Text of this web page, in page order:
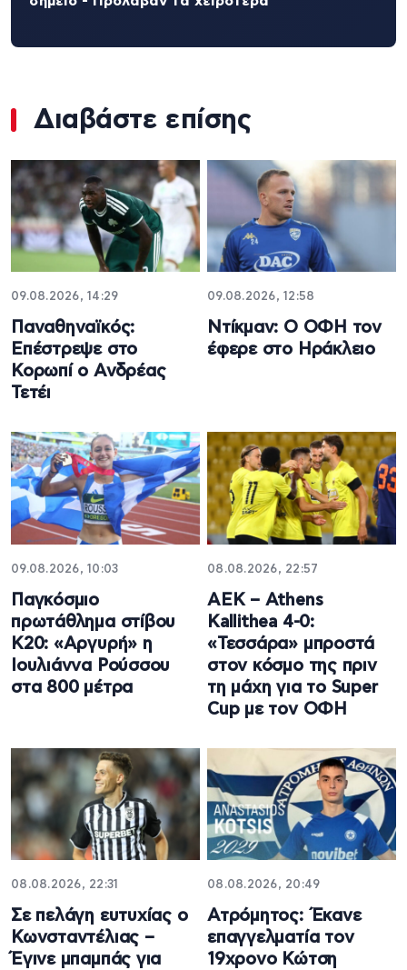
Διαβάστε επίσης
09.08.2026, 14:29
Παναθηναϊκός:
Επέστρεψε στο
Κορωπί ο Ανδρέας
Τετέι
09.08.2026, 12:58
Ντίκμαν: Ο ΟΦΗ τον
έφερε στο Ηράκλειο
09.08.2026, 10:03
Παγκόσμιο
πρωτάθλημα στίβου
Κ20: «Αργυρή» η
Ιουλιάννα Ρούσσου
στα 800 μέτρα
08.08.2026, 22:57
ΑΕΚ – Athens
Kallithea 4-0:
«Τεσσάρα» μπροστά
στον κόσμο της πριν
τη μάχη για το Super
Cup με τον ΟΦΗ
08.08.2026, 22:31
Σε πελάγη ευτυχίας ο
Κωνσταντέλιας –
Έγινε μπαμπάς για
08.08.2026, 20:49
Ατρόμητος: Έκανε
επαγγελματία τον
19χρονο Κώτση